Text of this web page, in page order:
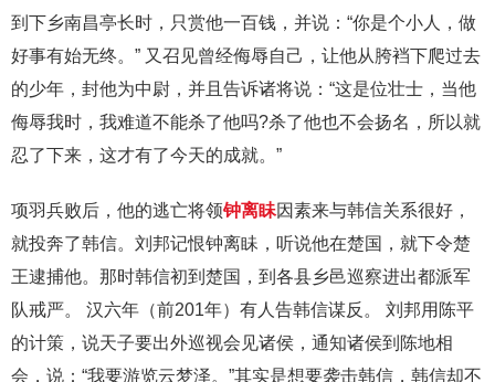
到下乡南昌亭长时，只赏他一百钱，并说：“你是个小人，做
好事有始无终。” 又召见曾经侮辱自己，让他从胯裆下爬过去
的少年，封他为中尉，并且告诉诸将说：“这是位壮士，当他
侮辱我时，我难道不能杀了他吗?杀了他也不会扬名，所以就
忍了下来，这才有了今天的成就。”
项羽兵败后，他的逃亡将领钟离眛因素来与韩信关系很好，
就投奔了韩信。刘邦记恨钟离眛，听说他在楚国，就下令楚
王逮捕他。那时韩信初到楚国，到各县乡邑巡察进出都派军
队戒严。 汉六年（前201年）有人告韩信谋反。 刘邦用陈平
的计策，说天子要出外巡视会见诸侯，通知诸侯到陈地相
会，说：“我要游览云梦泽。”其实是想要袭击韩信，韩信却不